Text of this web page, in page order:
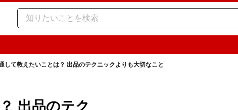
して教えたいことは？ 出品のテクニックよりも大切なこと
出品のテク